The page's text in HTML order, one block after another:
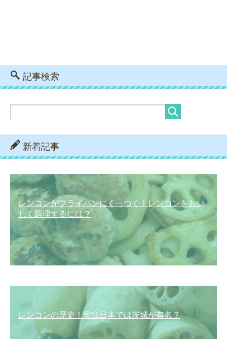
記事検索
新着記事
レンコンがフライパンにくっつく！レンコンをおい
しく調理するには？
レンコンの歴史！実は日本では茨城が有名？